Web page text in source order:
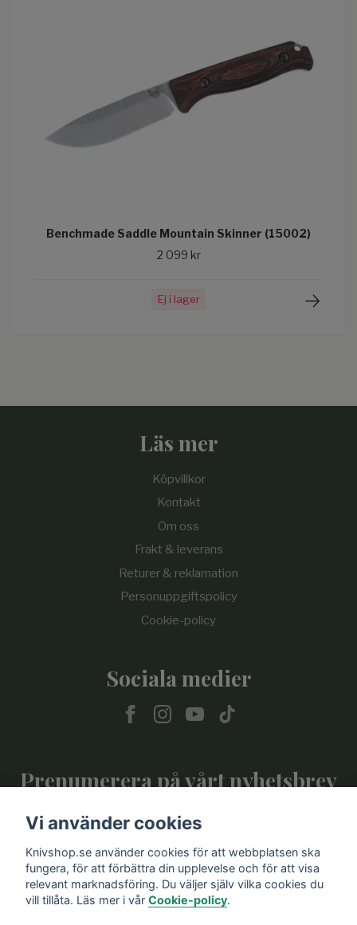
Benchmade Saddle Mountain Skinner (15002)
2 099 kr
Ej i lager
Läs mer
Köpvillkor
Kontakt
Om oss
Frakt & leverans
Returer & reklamation
Personuppgiftspolicy
Cookie-policy
Sociala medier
Prenumerera på vårt nyhetsbrev
Vi använder cookies
Knivshop.se använder cookies för att webbplatsen ska
fungera, för att förbättra din upplevelse och för att visa
relevant marknadsföring. Du väljer själv vilka cookies du
vill tillåta. Läs mer i vår Cookie-policy.